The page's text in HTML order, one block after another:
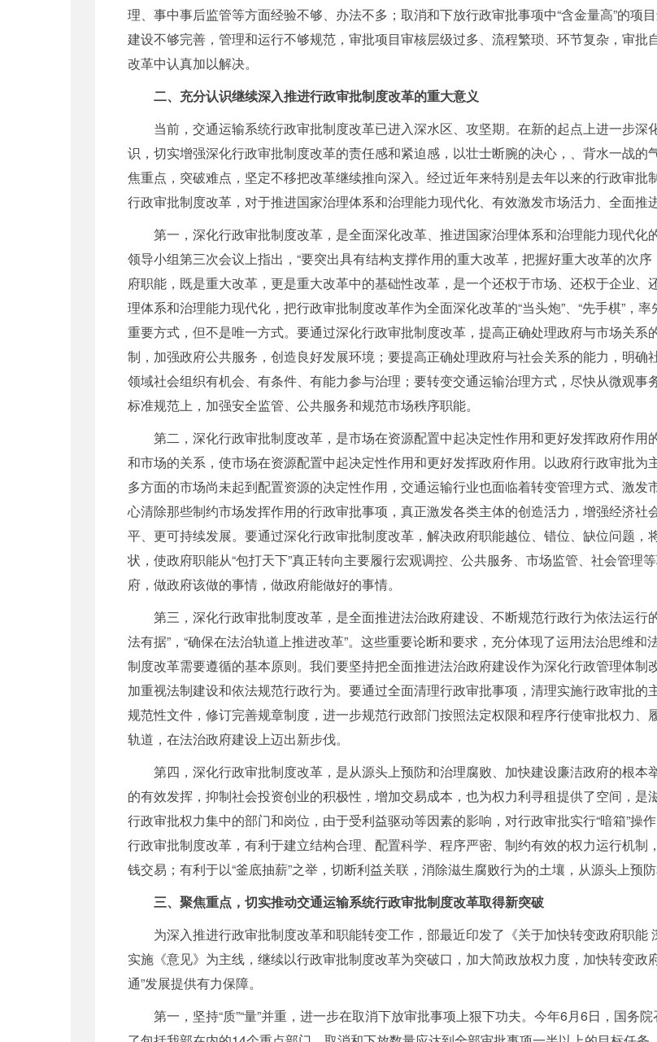
理、事中事后监管等方面经验不够、办法不多；取消和下放行政审批事项中“含金量高”的项
建设不够完善，管理和运行不够规范，审批项目审核层级过多、流程繁琐、环节复杂，审
改革中认真加以解决。
二、充分认识继续深入推进行政审批制度改革的重大意义
当前，交通运输系统行政审批制度改革已进入深水区、攻坚期。在新的起点上进一步深
识，切实增强深化行政审批制度改革的责任感和紧迫感，以壮士断腕的决心，、背水一战
焦重点，突破难点，坚定不移把改革继续推向深入。经过近年来特别是去年以来的行政审
行政审批制度改革，对于推进国家治理体系和治理能力现代化、有效激发市场活力、全面推
第一，深化行政审批制度改革，是全面深化改革、推进国家治理体系和治理能力现代化
领导小组第三次会议上指出，“要突出具有结构支撑作用的重大改革，把握好重大改革的次
府职能，既是重大改革，更是重大改革中的基础性改革，是一个还权于市场、还权于企业
理体系和治理能力现代化，把行政审批制度改革作为全面深化改革的“当头炮”、“先手棋”，
重要方式，但不是唯一方式。要通过深化行政审批制度改革，提高正确处理政府与市场关
制，加强政府公共服务，创造良好发展环境；要提高正确处理政府与社会关系的能力，明
领域社会组织有机会、有条件、有能力参与治理；要转变交通运输治理方式，尽快从微观
标准规范上，加强安全监管、公共服务和规范市场秩序职能。
第二，深化行政审批制度改革，是市场在资源配置中起决定性作用和更好发挥政府作用
和市场的关系，使市场在资源配置中起决定性作用和更好发挥政府作用。以政府行政审批
多方面的市场尚未起到配置资源的决定性作用，交通运输行业也面临着转变管理方式、激
心清除那些制约市场发挥作用的行政审批事项，真正激发各类主体的创造活力，增强经济
平、更可持续发展。要通过深化行政审批制度改革，解决政府职能越位、错位、缺位问题
状，使政府职能从“包打天下”真正转向主要履行宏观调控、公共服务、市场监管、社会管理
府，做政府该做的事情，做政府能做好的事情。
第三，深化行政审批制度改革，是全面推进法治政府建设、不断规范行政行为依法运行
法有据”，“确保在法治轨道上推进改革”。这些重要论断和要求，充分体现了运用法治思维
制度改革需要遵循的基本原则。我们要坚持把全面推进法治政府建设作为深化行政管理体
加重视法制建设和依法规范行政行为。要通过全面清理行政审批事项，清理实施行政审批
规范性文件，修订完善规章制度，进一步规范行政部门按照法定权限和程序行使审批权力
轨道，在法治政府建设上迈出新步伐。
第四，深化行政审批制度改革，是从源头上预防和治理腐败、加快建设廉洁政府的根本
的有效发挥，抑制社会投资创业的积极性，增加交易成本，也为权力利寻租提供了空间，
行政审批权力集中的部门和岗位，由于受利益驱动等因素的影响，对行政审批实行“暗箱”操
行政审批制度改革，有利于建立结构合理、配置科学、程序严密、制约有效的权力运行机
钱交易；有利于以“釜底抽薪”之举，切断利益关联，消除滋生腐败行为的土壤，从源头上预防
三、聚焦重点，切实推动交通运输系统行政审批制度改革取得新突破
为深入推进行政审批制度改革和职能转变工作，部最近印发了《关于加快转变政府职能
实施《意见》为主线，继续以行政审批制度改革为突破口，加大简政放权力度，加快转变政
通”发展提供有力保障。
第一，坚持“质”“量”并重，进一步在取消下放审批事项上狠下功夫。今年6月6日，国务